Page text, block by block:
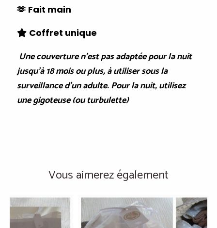
🫶 Fait main
⭐️ Coffret unique
Une couverture n'est pas adaptée pour la nuit
jusqu'à 18 mois ou plus, à utiliser sous la
surveillance d'un adulte. Pour la nuit, utilisez
une gigoteuse (ou turbulette)
Vous aimerez également